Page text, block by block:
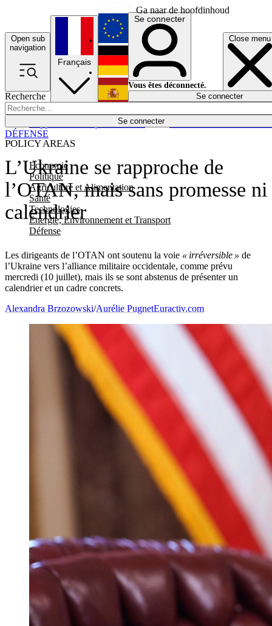
Ga naar de hoofdinhoud
Open sub
navigation
Close menu
Recherche
Se connecter
POLICY AREAS
Economie
Politique
Agriculture et Alimentation
Santé
Technologies
Energie, Environnement et Transport
Défense
Économie
Français
English
Deutsch
Español
Se connecter
Vous êtes déconnecté.
Se connecter
L’Ukraine se rapproche de
l’OTAN, mais sans promesse ni
calendrier
Les dirigeants de l’OTAN ont soutenu la voie « irréversible » de
l’Ukraine vers l’alliance militaire occidentale, comme prévu
mercredi (10 juillet), mais ils se sont abstenus de présenter un
calendrier et un cadre concrets.
DÉFENSE
Alexandra Brzozowski/Aurélie PugnetEuractiv.com